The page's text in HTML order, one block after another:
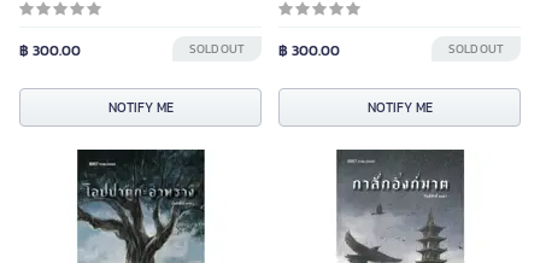
฿ 300.00 SOLD OUT
NOTIFY ME
฿ 300.00 SOLD OUT
NOTIFY ME